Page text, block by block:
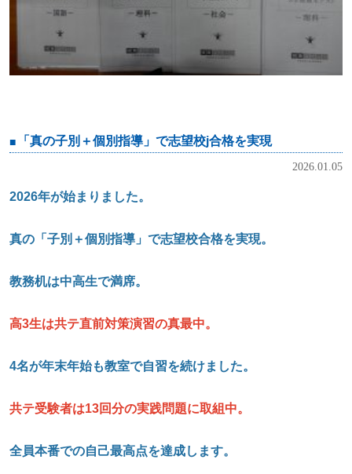
「真の子別＋個別指導」で志望校j合格を実現
2026.01.05
2026年が始まりました。
真の「子別＋個別指導」で志望校合格を実現。
教務机は中高生で満席。
高3生は共テ直前対策演習の真最中。
4名が年末年始も教室で自習を続けました。
共テ受験者は13回分の実践問題に取組中。
全員本番での自己最高点を達成します。